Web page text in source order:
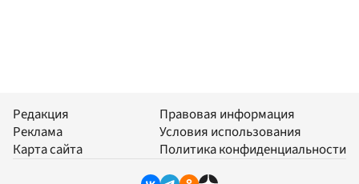
Редакция
Реклама
Карта сайта
Правовая информация
Условия использования
Политика конфиденциальности